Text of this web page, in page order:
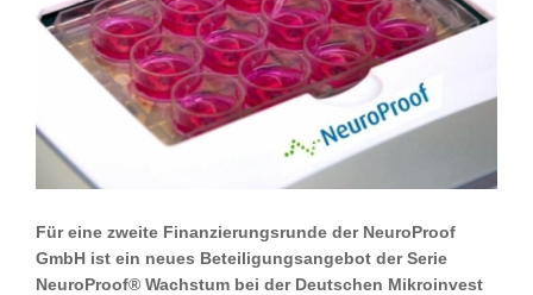
Für eine zweite Finanzierungsrunde der NeuroProof
GmbH ist ein neues Beteiligungsangebot der Serie
NeuroProof® Wachstum bei der Deutschen Mikroinvest